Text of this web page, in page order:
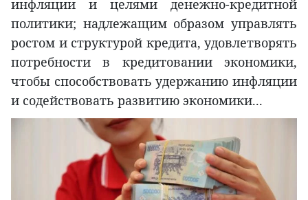
инфляции и целями денежно-кредитной
политики; надлежащим образом управлять
ростом и структурой кредита, удовлетворять
потребности в кредитовании экономики,
чтобы способствовать удержанию инфляции
и содействовать развитию экономики...